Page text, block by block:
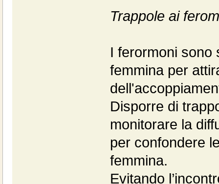
Trappole ai
I ferormoni sono
femmina per
Disporre di
monitorare la
per confondere
femmina.
Evitando